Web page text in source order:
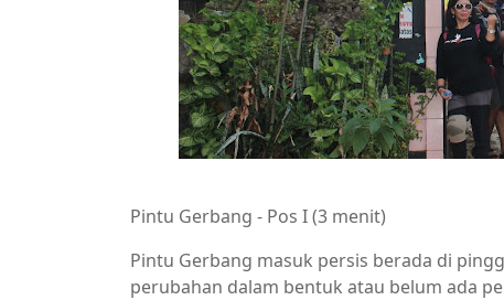
Pintu Gerbang - Pos I (3 menit)
Pintu Gerbang masuk persis berada di
perubahan dalam bentuk atau belum ada